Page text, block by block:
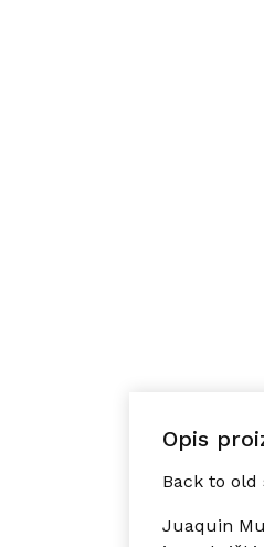
Opis
Back to old
Juaquin